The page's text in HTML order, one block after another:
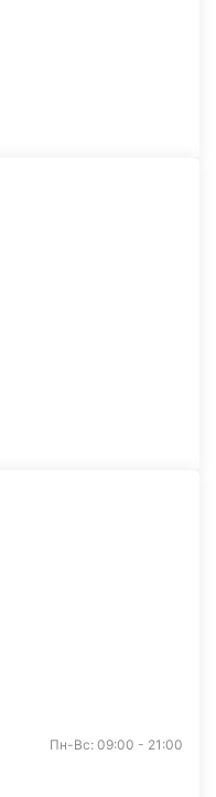
Пн-Вс: 09:00 - 21:00